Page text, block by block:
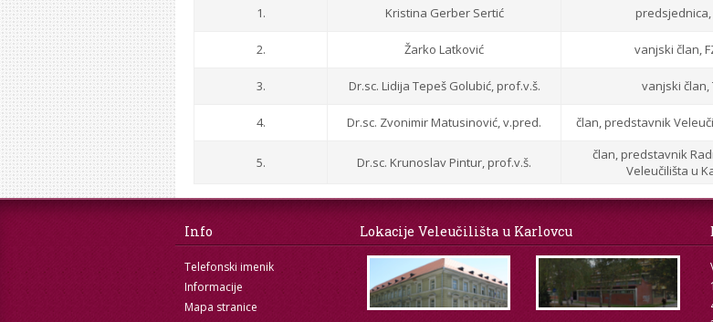
1. Kristina Gerber Sertić predsjednica,
2. Žarko Latković vanjski član,
3. Dr.sc. Lidija Tepeš Golubić, prof.v.š. vanjski član,
4. Dr.sc. Zvonimir Matusinović, v.pred. član, predstavnik
5. Dr.sc. Krunoslav Pintur, prof.v.š.
član, predstavnik
Veleučilišta u
Info
Telefonski imenik
Informacije
Mapa stranice
Lokacije Veleučilišta u Karlovcu